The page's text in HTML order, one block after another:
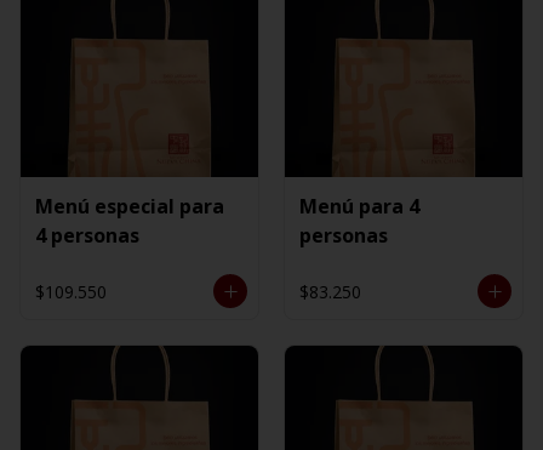
Menú especial para
4 personas
$109.550
Menú para 4
personas
$83.250